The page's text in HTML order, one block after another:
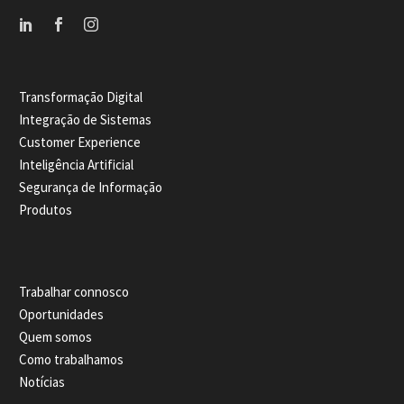
Transformação Digital
Integração de Sistemas
Customer Experience
Inteligência Artificial
Segurança de Informação
Produtos
Trabalhar connosco
Oportunidades
Quem somos
Como trabalhamos
Notícias